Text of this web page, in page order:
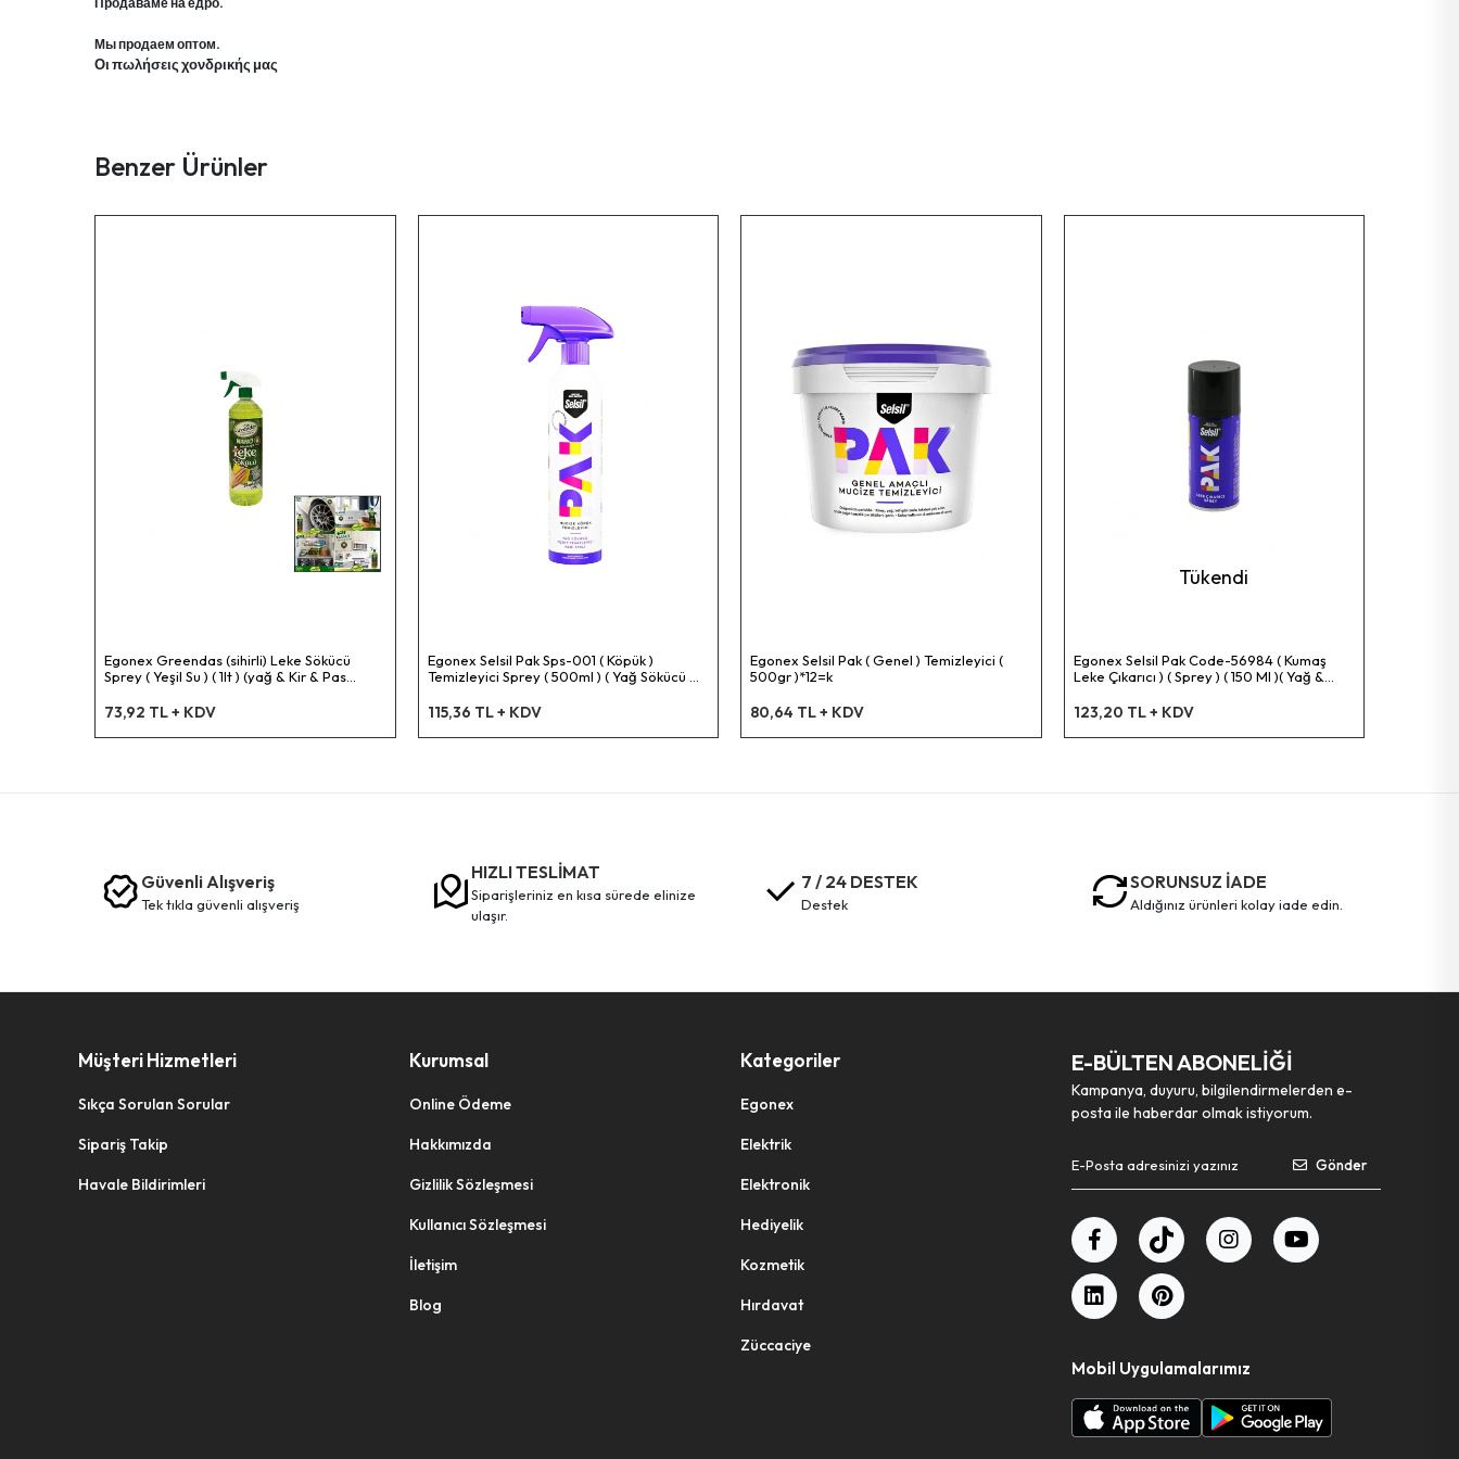
Мы продаем оптом.
Οι πωλήσεις χονδρικής μας
Benzer Ürünler
Egonex Greendas (sihirli) Leke Sökücü
Sprey ( Yeşil Su ) ( 1lt ) (yağ & Kir & Pas
73,92 TL + KDV
Egonex Selsil Pak Sps-001 ( Köpük )
Temizleyici Sprey ( 500ml ) ( Yağ Sökücü &
115,36 TL + KDV
Egonex Selsil Pak ( Genel ) Temizleyici (
500gr )*12=k
80,64 TL + KDV
Tükendi
Egonex Selsil Pak Code-56984 ( Kumaş
Leke Çıkarıcı ) ( Sprey ) ( 150 Ml )( Yağ &
Çikolata Vs.)*24=k
123,20 TL + KDV
Güvenli Alışveriş
tek tikla güvenli̇ alişveri̇ş
HIZLI TESLİMAT
siparişleriniz en kısa sürede elinize
ulaşır.
7 / 24 DESTEK
destek
SORUNSUZ İADE
aldığınız ürünleri kolay iade edin.
Müşteri Hizmetleri
Sıkça Sorulan Sorular
Sipariş Takip
Havale Bildirimleri
Kurumsal
Online Ödeme
Hakkımızda
Gizlilik Sözleşmesi
Kullanıcı Sözleşmesi
İletişim
Blog
Kategoriler
Egonex
Elektrik
Elektronik
Hediyelik
Kozmetik
Hırdavat
Züccaciye
E-BÜLTEN ABONELİĞİ
Kampanya, duyuru, bilgilendirmelerden e-
posta ile haberdar olmak istiyorum.
Gönder
Mobil Uygulamalarımız